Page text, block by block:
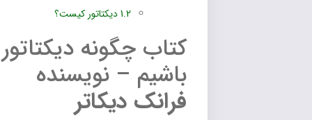
دیکتاتور کیست؟
کتاب چگونه دیکتاتور
باشیم – نویسنده
فرانک‌ دیکاتر